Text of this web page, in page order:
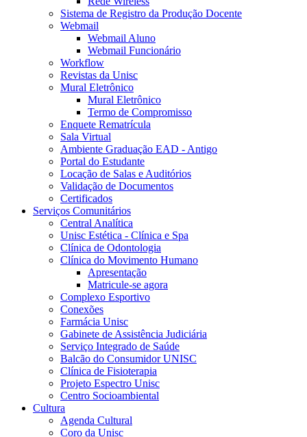
Sistema de Registro da Produção Docente
Webmail
Webmail Aluno
Webmail Funcionário
Workflow
Revistas da Unisc
Mural Eletrônico
Mural Eletrônico
Termo de Compromisso
Enquete Rematrícula
Sala Virtual
Ambiente Graduação EAD - Antigo
Portal do Estudante
Locação de Salas e Auditórios
Validação de Documentos
Certificados
Serviços Comunitários
Central Analítica
Unisc Estética - Clínica e Spa
Clínica de Odontologia
Clínica do Movimento Humano
Apresentação
Matricule-se agora
Complexo Esportivo
Conexões
Farmácia Unisc
Gabinete de Assistência Judiciária
Serviço Integrado de Saúde
Balcão do Consumidor UNISC
Clínica de Fisioterapia
Projeto Espectro Unisc
Centro Socioambiental
Cultura
Agenda Cultural
Coro da Unisc